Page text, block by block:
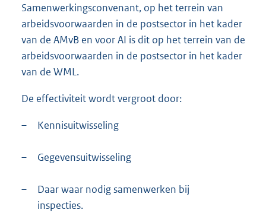
Samenwerkingsconvenant, op het terrein van
arbeidsvoorwaarden in de postsector in het kader
van de AMvB en voor AI is dit op het terrein van de
arbeidsvoorwaarden in de postsector in het kader
van de WML.
De effectiviteit wordt vergroot door:
– Kennisuitwisseling
– Gegevensuitwisseling
–
Daar waar nodig samenwerken bij
inspecties.